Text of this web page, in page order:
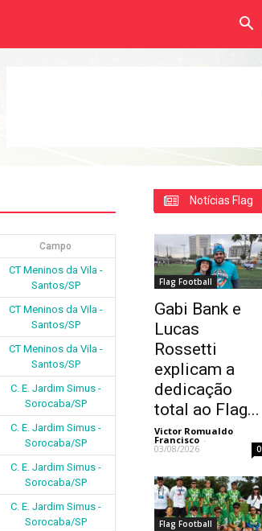
Campo
CT Meninos da Vila -
Santos/SP
CT Meninos da Vila -
Santos/SP
CT Meninos da Vila -
Santos/SP
C. E. Jardim Simus -
Sorocaba/SP
C. E. Jardim Simus -
Sorocaba/SP
C. E. Jardim Simus -
Sorocaba/SP
C. E. Jardim Simus -
Sorocaba/SP
Notícias Flag
Flag Football
Gabi Bank e
Lucas
Rossetti
explicam a
dedicação
total ao Flag...
Victor Romualdo
Francisco -
03/08/2026 0
Flag Football